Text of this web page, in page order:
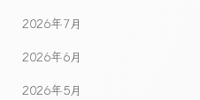
2026年7月
2026年6月
2026年5月